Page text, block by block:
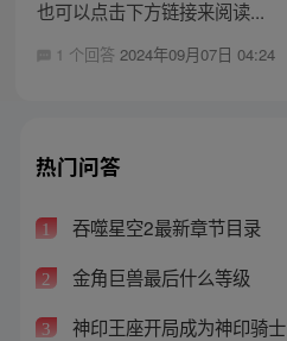
也可以点击下方链接来阅读...
1 个回答 2024年09月07日 04:24
热门问答
1 吞噬星空2最新章节目录
2 金角巨兽最后什么等级
3 神印王座开局成为神印骑士